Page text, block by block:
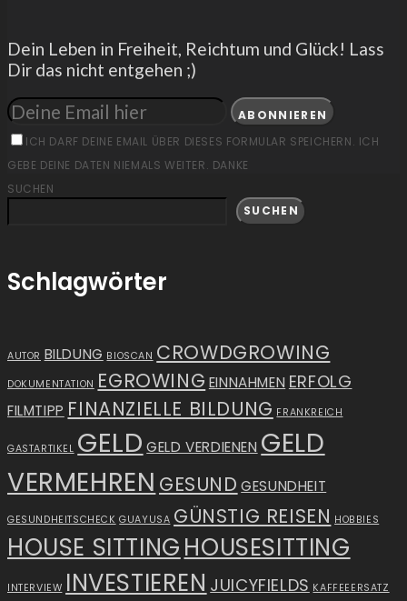
Dein Leben in Freiheit, Reichtum und Glück! Lass
Dir das nicht entgehen ;)
ABONNIEREN
ICH DARF DEINE EMAIL ÜBER DIESES FORMULAR SPEICHERN. ICH
GEBE DEINE DATEN NIEMALS WEITER. DANKE
SUCHEN
SUCHEN
Schlagwörter
AUTOR BILDUNG BIOSCAN CROWDGROWING
DOKUMENTATION EGROWING EINNAHMEN ERFOLG
FILMTIPP FINANZIELLE BILDUNG FRANKREICH
GASTARTIKEL GELD GELD VERDIENEN GELD
VERMEHREN GESUND GESUNDHEIT
GESUNDHEITSCHECK GUAYUSA GÜNSTIG REISEN HOBBIES
HOUSE SITTINGHOUSESITTING
INTERVIEW INVESTIEREN JUICYFIELDS KAFFEEERSATZ